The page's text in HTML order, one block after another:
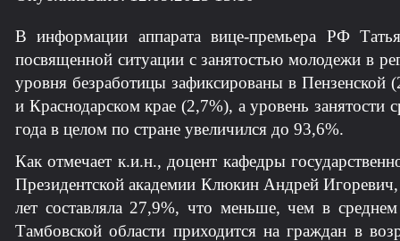
В информации аппарата вице-премьера РФ
посвященной ситуации с занятостью молодежи в
уровня безработицы зафиксированы в
и Краснодарском крае (2,7%), а уровень занятости
года в целом по стране увеличился до 93,6%.
Как отмечает к.и.н., доцент кафедры
Президентской академии Клюкин Андрей
лет составляла 27,9%, что меньше, чем в
Тамбовской области приходится на граждан в